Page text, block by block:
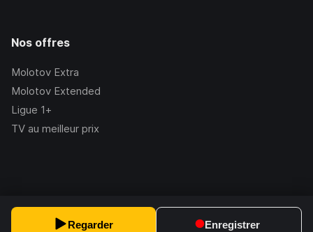
Regarder Enregistrer
Nos offres
Molotov Extra
Molotov Extended
Ligue 1+
TV au meilleur prix
2.228.1